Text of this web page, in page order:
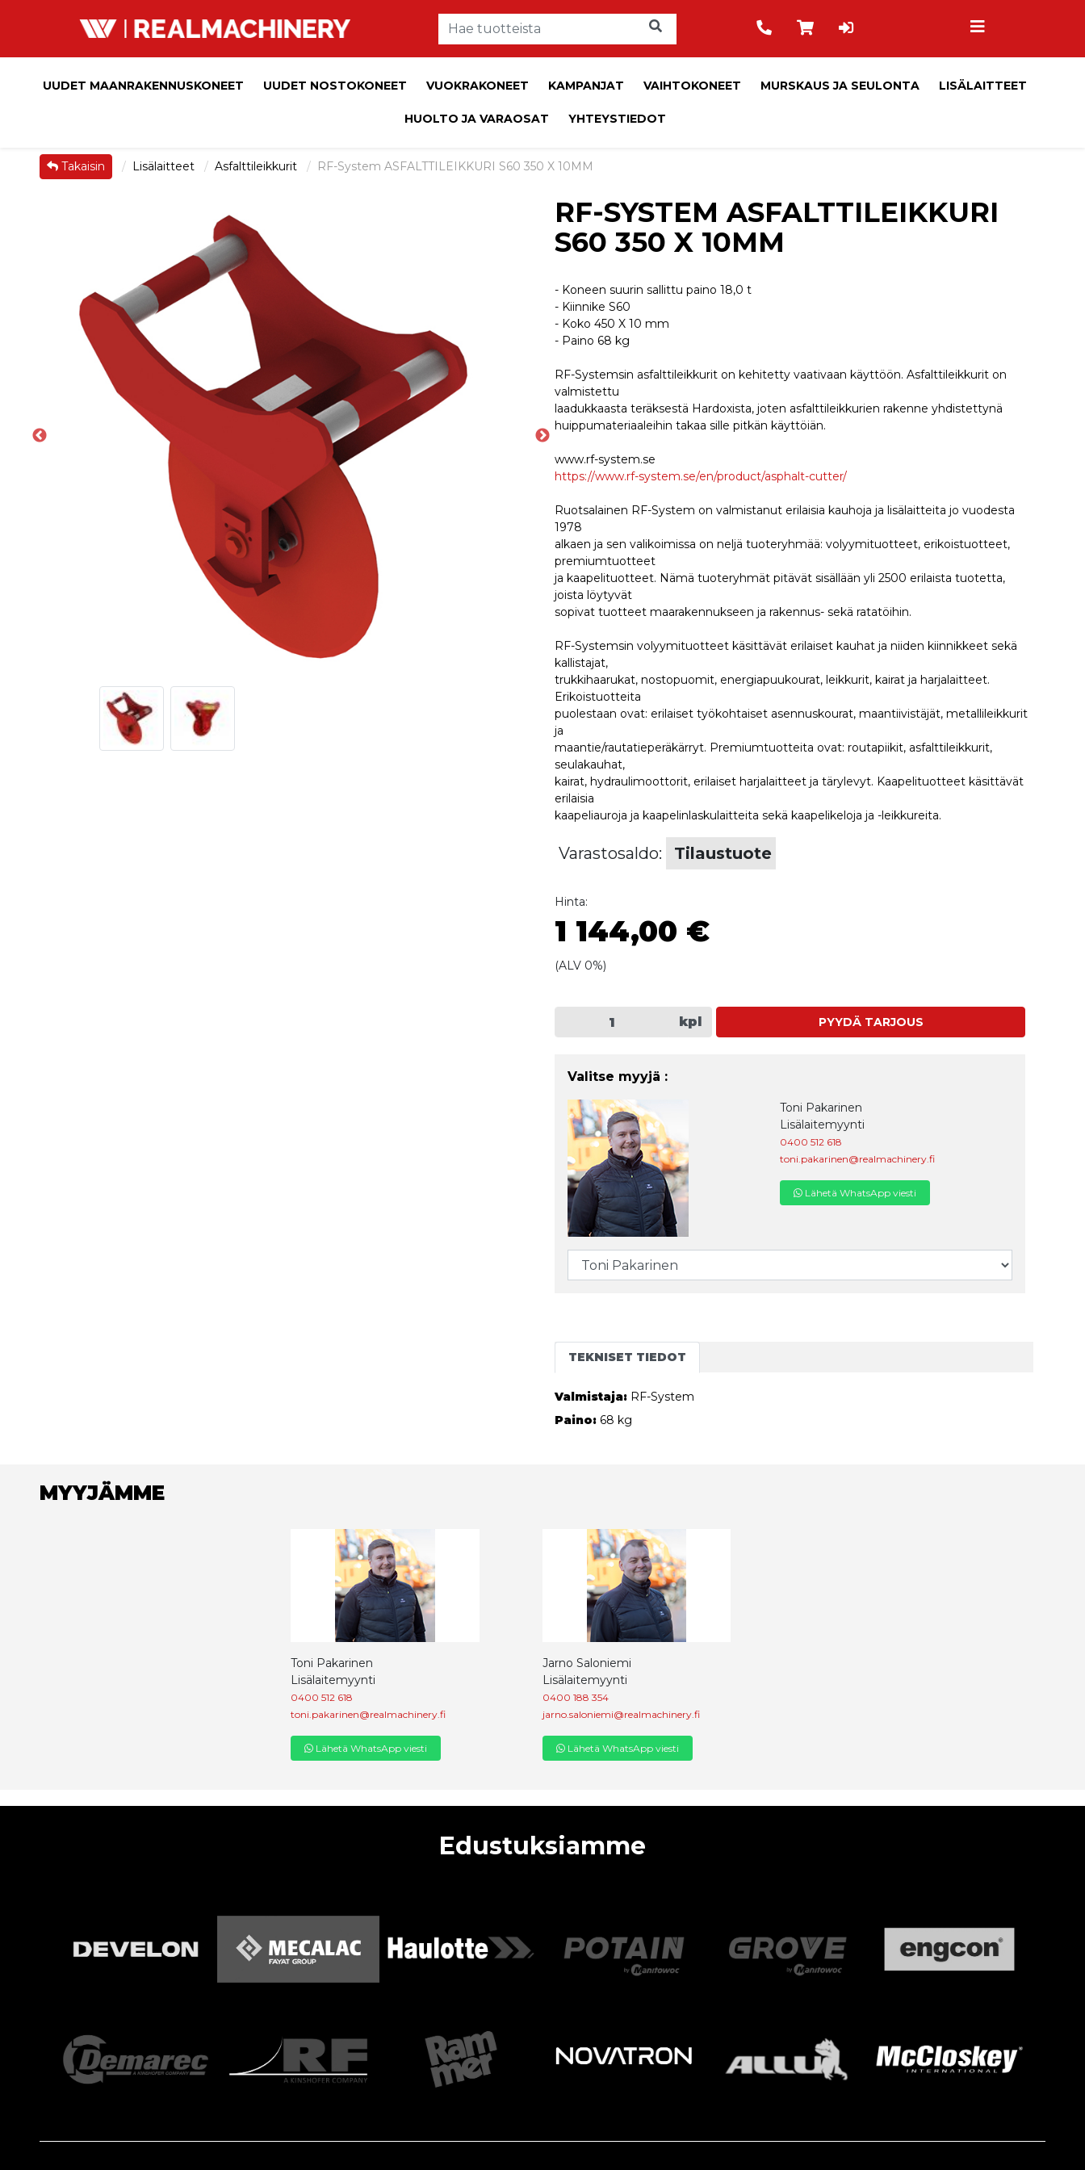
UUDET MAANRAKENNUSKONEET UUDET NOSTOKONEET VUOKRAKONEET KAMPANJAT VAIHTOKONEET MURSKAUS JA SEULONTA LISÄLAITTEET
HUOLTO JA VARAOSAT YHTEYSTIEDOT
Takaisin Lisälaitteet Asfalttileikkurit RF-System ASFALTTILEIKKURI S60 350 X 10MM
RF-SYSTEM ASFALTTILEIKKURI
S60 350 X 10MM
- Koneen suurin sallittu paino 18,0 t
- Kiinnike S60
- Koko 450 X 10 mm
- Paino 68 kg
RF-Systemsin asfalttileikkurit on kehitetty vaativaan käyttöön. Asfalttileikkurit on
valmistettu
laadukkaasta teräksestä Hardoxista, joten asfalttileikkurien rakenne yhdistettynä
huippumateriaaleihin takaa sille pitkän käyttöiän.
www.rf-system.se
https://www.rf-system.se/en/product/asphalt-cutter/
Ruotsalainen RF-System on valmistanut erilaisia kauhoja ja lisälaitteita jo vuodesta
1978
alkaen ja sen valikoimissa on neljä tuoteryhmää: volyymituotteet, erikoistuotteet,
premiumtuotteet
ja kaapelituotteet. Nämä tuoteryhmät pitävät sisällään yli 2500 erilaista tuotetta,
joista löytyvät
sopivat tuotteet maarakennukseen ja rakennus- sekä ratatöihin.
RF-Systemsin volyymituotteet käsittävät erilaiset kauhat ja niiden kiinnikkeet sekä
kallistajat,
trukkihaarukat, nostopuomit, energiapuukourat, leikkurit, kairat ja harjalaitteet.
Erikoistuotteita
puolestaan ovat: erilaiset työkohtaiset asennuskourat, maantiivistäjät, metallileikkurit
ja
maantie/rautatieperäkärryt. Premiumtuotteita ovat: routapiikit, asfalttileikkurit,
seulakauhat,
kairat, hydraulimoottorit, erilaiset harjalaitteet ja tärylevyt. Kaapelituotteet käsittävät
erilaisia
kaapeliauroja ja kaapelinlaskulaitteita sekä kaapelikeloja ja -leikkureita.
Varastosaldo: Tilaustuote
Hinta:
1 144,00 €
(ALV 0%)
kpl PYYDÄ TARJOUS
Valitse myyjä :
Toni Pakarinen
Lisälaitemyynti
0400 512 618
toni.pakarinen@realmachinery.fi
Lähetä WhatsApp viesti
TEKNISET TIEDOT
Valmistaja: RF-System
Paino: 68 kg
MYYJÄMME
Toni Pakarinen
Lisälaitemyynti
0400 512 618
toni.pakarinen@realmachinery.fi
Lähetä WhatsApp viesti
Jarno Saloniemi
Lisälaitemyynti
0400 188 354
jarno.saloniemi@realmachinery.fi
Lähetä WhatsApp viesti
Edustuksiamme